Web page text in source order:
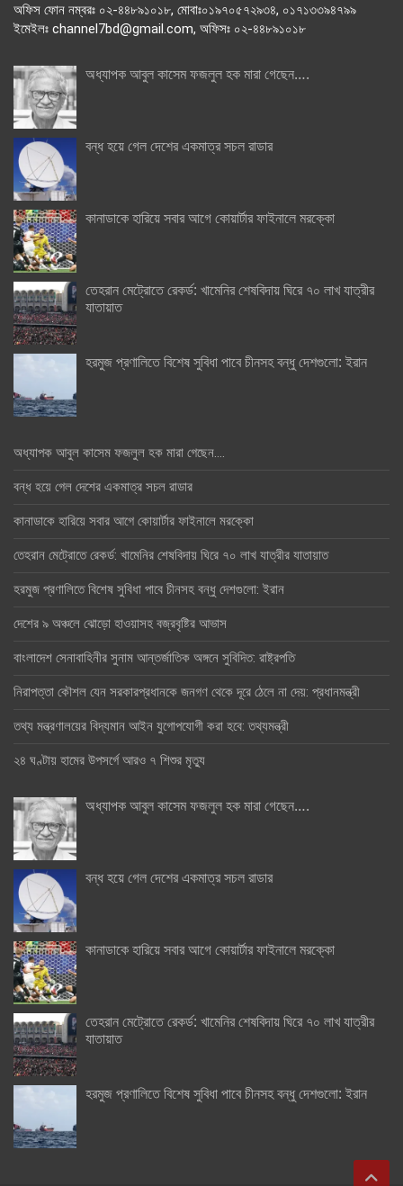
অফিস ফোন নম্বরঃ ০২-৪৪৮৯১০১৮, মোবাঃ০১৯৭০৫৭২৯৩৪, ০১৭১৩৩৯৪৭৯৯
ইমেইলঃ channel7bd@gmail.com, অফিসঃ ০২-৪৪৮৯১০১৮
অধ্যাপক আবুল কাসেম ফজলুল হক মারা গেছেন….
বন্ধ হয়ে গেল দেশের একমাত্র সচল রাডার
কানাডাকে হারিয়ে সবার আগে কোয়ার্টার ফাইনালে মরক্কো
তেহরান মেট্রোতে রেকর্ড: খামেনির শেষবিদায় ঘিরে ৭০ লাখ যাত্রীর
যাতায়াত
হরমুজ প্রণালিতে বিশেষ সুবিধা পাবে চীনসহ বন্ধু দেশগুলো: ইরান
অধ্যাপক আবুল কাসেম ফজলুল হক মারা গেছেন….
বন্ধ হয়ে গেল দেশের একমাত্র সচল রাডার
কানাডাকে হারিয়ে সবার আগে কোয়ার্টার ফাইনালে মরক্কো
তেহরান মেট্রোতে রেকর্ড: খামেনির শেষবিদায় ঘিরে ৭০ লাখ যাত্রীর যাতায়াত
হরমুজ প্রণালিতে বিশেষ সুবিধা পাবে চীনসহ বন্ধু দেশগুলো: ইরান
দেশের ৯ অঞ্চলে ঝোড়ো হাওয়াসহ বজ্রবৃষ্টির আভাস
বাংলাদেশ সেনাবাহিনীর সুনাম আন্তর্জাতিক অঙ্গনে সুবিদিত: রাষ্ট্রপতি
নিরাপত্তা কৌশল যেন সরকারপ্রধানকে জনগণ থেকে দূরে ঠেলে না দেয়: প্রধানমন্ত্রী
তথ্য মন্ত্রণালয়ের বিদ্যমান আইন যুগোপযোগী করা হবে: তথ্যমন্ত্রী
২৪ ঘণ্টায় হামের উপসর্গে আরও ৭ শিশুর মৃত্যু
অধ্যাপক আবুল কাসেম ফজলুল হক মারা গেছেন….
বন্ধ হয়ে গেল দেশের একমাত্র সচল রাডার
কানাডাকে হারিয়ে সবার আগে কোয়ার্টার ফাইনালে মরক্কো
তেহরান মেট্রোতে রেকর্ড: খামেনির শেষবিদায় ঘিরে ৭০ লাখ যাত্রীর
যাতায়াত
হরমুজ প্রণালিতে বিশেষ সুবিধা পাবে চীনসহ বন্ধু দেশগুলো: ইরান